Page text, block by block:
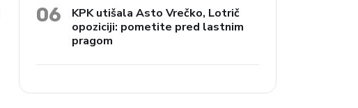
06
KPK utišala Asto Vrečko, Lotrič
opoziciji: pometite pred lastnim
pragom